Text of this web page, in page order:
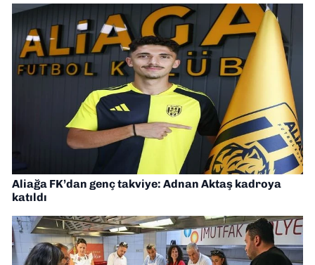
Aliağa FK’dan genç takviye: Adnan Aktaş kadroya
katıldı